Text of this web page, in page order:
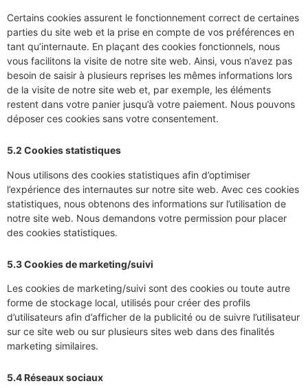
Certains cookies assurent le fonctionnement correct de certaines
parties du site web et la prise en compte de vos préférences en
tant qu’internaute. En plaçant des cookies fonctionnels, nous
vous facilitons la visite de notre site web. Ainsi, vous n’avez pas
besoin de saisir à plusieurs reprises les mêmes informations lors
de la visite de notre site web et, par exemple, les éléments
restent dans votre panier jusqu’à votre paiement. Nous pouvons
déposer ces cookies sans votre consentement.
5.2 Cookies statistiques
Nous utilisons des cookies statistiques afin d’optimiser
l’expérience des internautes sur notre site web. Avec ces cookies
statistiques, nous obtenons des informations sur l’utilisation de
notre site web. Nous demandons votre permission pour placer
des cookies statistiques.
5.3 Cookies de marketing/suivi
Les cookies de marketing/suivi sont des cookies ou toute autre
forme de stockage local, utilisés pour créer des profils
d’utilisateurs afin d’afficher de la publicité ou de suivre l’utilisateur
sur ce site web ou sur plusieurs sites web dans des finalités
marketing similaires.
5.4 Réseaux sociaux